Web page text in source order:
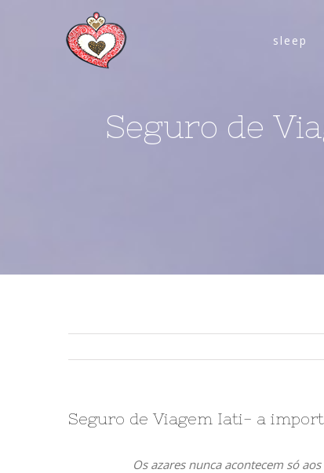
sleep
Seguro de
Seguro de Viagem Iati- a
Os azares nunca acontecem só